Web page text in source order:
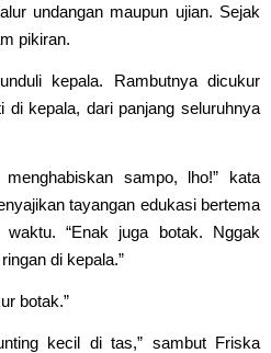
undangan maupun ujian. Sejak
pikiran.
kepala. Rambutnya dicukur
di kepala, dari panjang seluruhnya
sampo, lho!” kata
tayangan edukasi bertema
“Enak juga botak. Nggak
di kepala.”
botak.”
kecil di tas,” sambut Friska